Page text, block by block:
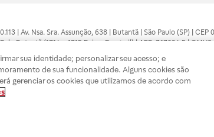
| Av. Nsa. Sra. Assunção, 638 | Butantã | São Paulo (SP) |
Butantã (1714 e 1715 Raia e Drogasil) | AFE: 7.17094.5 |
dadas pelo profissional da área médica. Somente o
e promoções divulgados no site são válidos apenas para
para que você possa realizar suas compras com
em nosso estoque.
sua identidade; personalizar seu acesso; e
de sua funcionalidade. Alguns cookies são
gerenciar os cookies que utilizamos de acordo com